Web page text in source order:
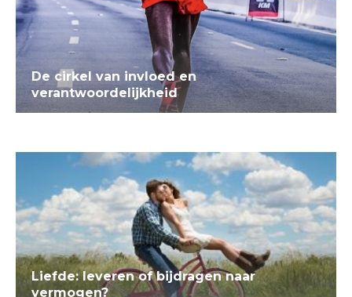
De cirkel van invloed en
verantwoordelijkheid
Liefde: leveren of bijdragen naar
vermogen?